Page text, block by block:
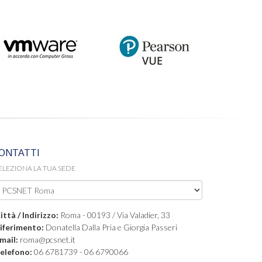
LA TUA SEDE
/ Indirizzo: Roma - 00193 / Via Valadier, 33
Donatella Dalla Pria e Giorgia Passeri
roma@pcsnet.it
06 6781739 - 06 6790066